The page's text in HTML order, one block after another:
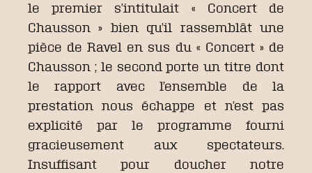
le premier s’intitulait « Concert de
Chausson » bien qu’il rassemblât une
pièce de Ravel en sus du « Concert » de
Chausson ; le second porte un titre dont
le rapport avec l’ensemble de la
prestation nous échappe et n’est pas
explicité par le programme fourni
gracieusement aux spectateurs.
Insuffisant pour doucher notre